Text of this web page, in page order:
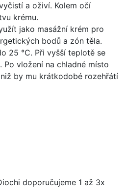
a oživí. Kolem očí
krému.
jako masážní krém pro
bodů a zón těla.
25 °C. Při vyšší teplotě se
Po vložení na chladné místo
by mu krátkodobé rozehřátí
doporučujeme 1 až 3x